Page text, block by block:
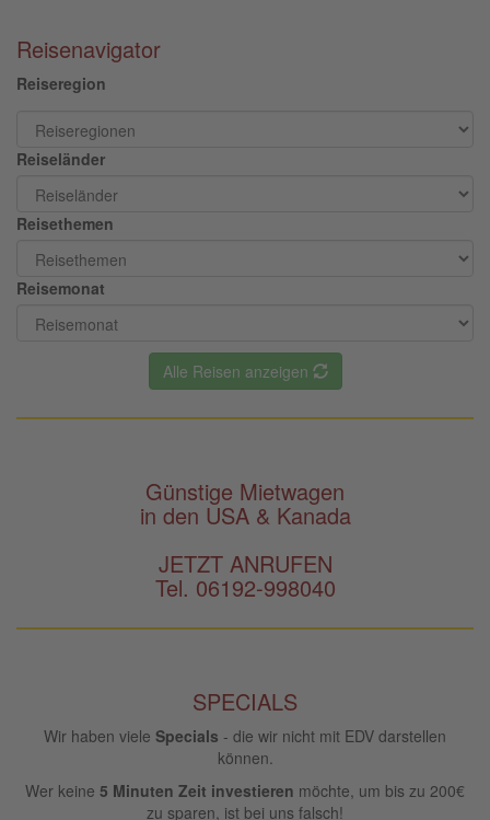
Reisenavigator
Reiseregion
Reiseländer
Reisethemen
Reisemonat
Alle Reisen anzeigen
Günstige Mietwagen
in den USA & Kanada
JETZT ANRUFEN
Tel. 06192-998040
SPECIALS
Wir haben viele Specials - die wir nicht mit EDV darstellen
können.
Wer keine 5 Minuten Zeit investieren möchte, um bis zu 200€
zu sparen, ist bei uns falsch!